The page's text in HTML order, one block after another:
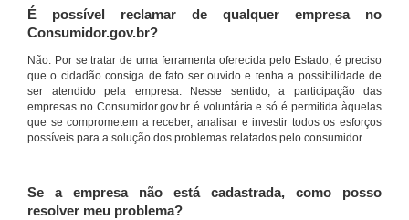
É possível reclamar de qualquer empresa no
Consumidor.gov.br?
Não. Por se tratar de uma ferramenta oferecida pelo Estado, é preciso
que o cidadão consiga de fato ser ouvido e tenha a possibilidade de
ser atendido pela empresa. Nesse sentido, a participação das
empresas no Consumidor.gov.br é voluntária e só é permitida àquelas
que se comprometem a receber, analisar e investir todos os esforços
possíveis para a solução dos problemas relatados pelo consumidor.
Se a empresa não está cadastrada, como posso
resolver meu problema?